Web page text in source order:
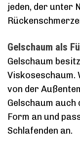
jeden, der unter
Gelschaum als
Gelschaum
Viskoseschaum.
von der
Gelschaum
Form an und
Schlafenden an.